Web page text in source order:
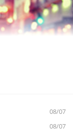
08/07
08/07